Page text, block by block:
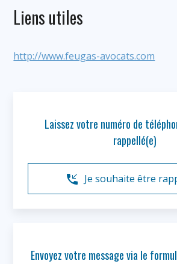
Liens utiles
http://www.feugas-avocats.com
Laissez votre numéro de
rappellé(e)
phone_callback Je souhaite être
Envoyez votre message via le